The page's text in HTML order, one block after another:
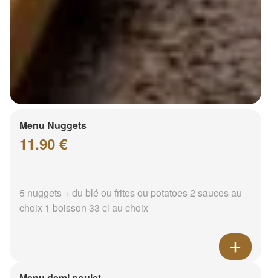
Menu Nuggets
11.90 €
5 nuggets + du blé ou frites ou potatoes 2 sauces au
choix 1 boisson 33 cl au choix